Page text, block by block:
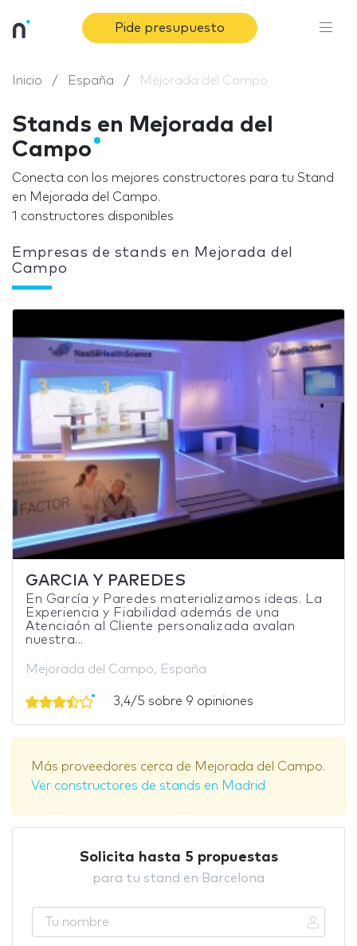
Pide presupuesto
Inicio España Mejorada del Campo
Stands en Mejorada del
Campo
Conecta con los mejores constructores para tu Stand
en Mejorada del Campo.
1 constructores disponibles
Empresas de stands en Mejorada del
Campo
GARCIA Y PAREDES
En García y Paredes materializamos ideas. La
Experiencia y Fiabilidad además de una
Atenciaón al Cliente personalizada avalan
nuestra...
Mejorada del Campo, España
3,4/5 sobre 9 opiniones
Más proveedores cerca de Mejorada del Campo.
Ver constructores de stands en Madrid
Solicita hasta 5 propuestas
para tu stand en Barcelona